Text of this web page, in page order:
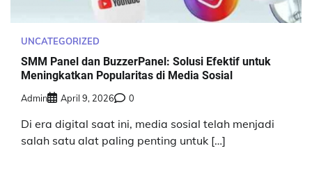
UNCATEGORIZED
SMM Panel dan BuzzerPanel: Solusi Efektif untuk
Meningkatkan Popularitas di Media Sosial
Admin April 9, 2026 0
Di era digital saat ini, media sosial telah menjadi
salah satu alat paling penting untuk […]